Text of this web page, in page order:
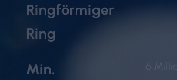
Ringförmiger
Ring
Min.